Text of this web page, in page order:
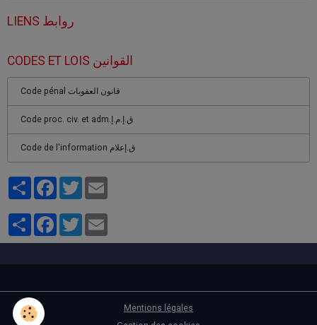
LIENS روابط
CODES ET LOIS القوانين
Code pénal قانون العقوبات
Code proc. civ. et adm.ق.إ.م.إ
Code de l'information ق.إعلام
PartagerFacebookTwitter
PartagerFacebookTwitter
Mentions légales